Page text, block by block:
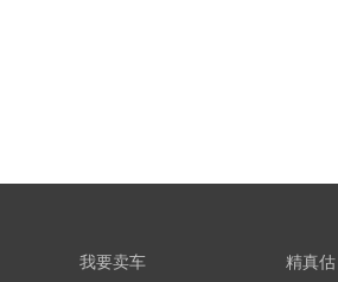
我要卖车
精真估